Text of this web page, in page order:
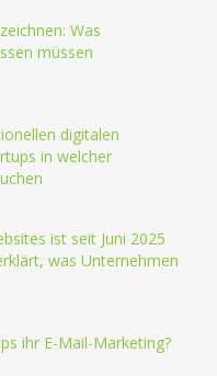
Was
müssen
digitalen
in welcher
ist seit Juni 2025
was Unternehmen
ihr E-Mail-Marketing?